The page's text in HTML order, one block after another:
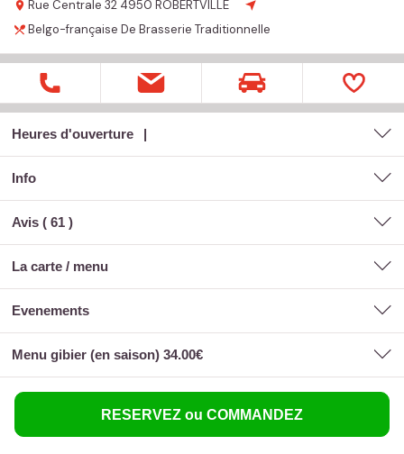
Rue Centrale 32 4950 ROBERTVILLE
Belgo-française De Brasserie Traditionnelle
Heures d'ouverture
Info
Avis ( 61 )
la carte / menu
evenements
menu gibier (en saison) 34.00€
RESERVEZ ou COMMANDEZ